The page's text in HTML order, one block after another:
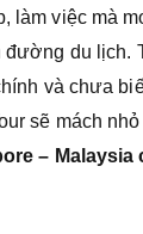
làm việc mà
du lịch.
và chưa
sẽ mách nhỏ
– Malaysia